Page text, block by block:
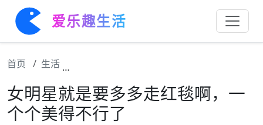
爱乐趣生活
首页 生活
女明星就是要多多走红毯啊，一
个个美得不行了